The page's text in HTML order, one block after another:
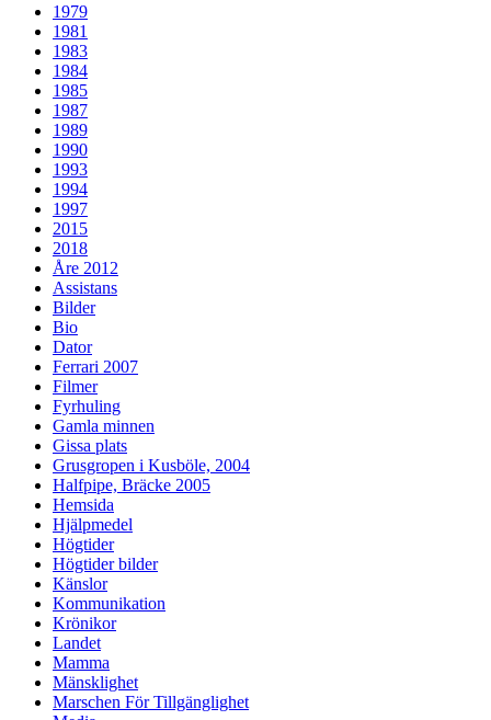
1979
1981
1983
1984
1985
1987
1989
1990
1993
1994
1997
2015
2018
Åre 2012
Assistans
Bilder
Bio
Dator
Ferrari 2007
Filmer
Fyrhuling
Gamla minnen
Gissa plats
Grusgropen i Kusböle, 2004
Halfpipe, Bräcke 2005
Hemsida
Hjälpmedel
Högtider
Högtider bilder
Känslor
Kommunikation
Krönikor
Landet
Mamma
Mänsklighet
Marschen För Tillgänglighet